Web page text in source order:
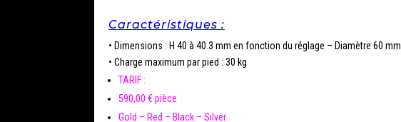
Caractéristiques :
• Dimensions : H 40 à 40.3 mm en fonction du réglage – Diamètre 60 mm
• Charge maximum par pied : 30 kg
TARIF :
590,00 € pièce
Gold – Red – Black – Silver